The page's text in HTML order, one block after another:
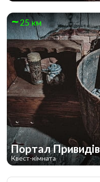
25 км
Портал Привидів
Квест-кімната